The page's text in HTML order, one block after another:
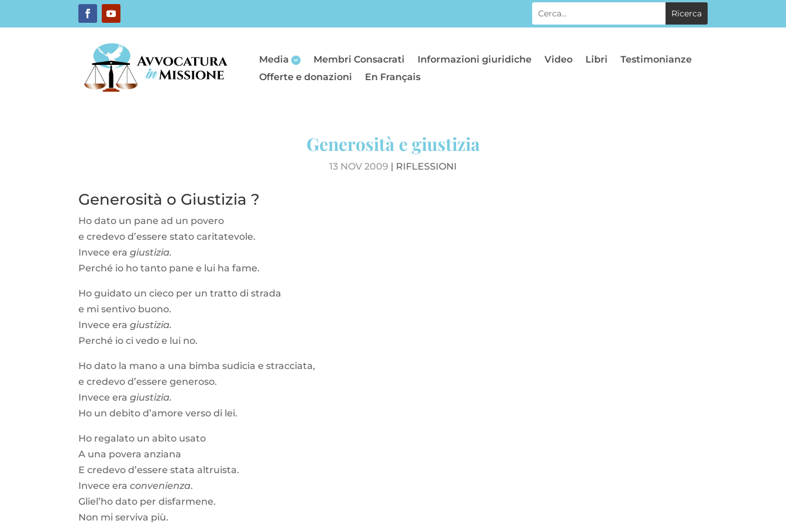
Media Membri Consacrati Informazioni giuridiche Video Libri
Testimonianze
Offerte e donazioni
En Français
Generosità e giustizia
13 NOV 2009 | RIFLESSIONI
Generosità o Giustizia ?
Ho dato un pane ad un povero
e credevo d’essere stato caritatevole.
Invece eragiustizia.
Perché io ho tanto pane e lui ha fame.
Ho guidato un cieco per un tratto di strada
e mi sentivo buono.
Invece eragiustizia.
Perché io ci vedo e lui no.
Ho dato la mano a una bimba sudicia e stracciata,
e credevo d’essere generoso.
Invece eragiustizia.
Ho un debito d’amore verso di lei.
Ho regalato un abito usato
A una povera anziana
E credevo d’essere stata altruista.
Invece eraconvenienza.
Gliel’ho dato per disfarmene.
Non mi serviva più.